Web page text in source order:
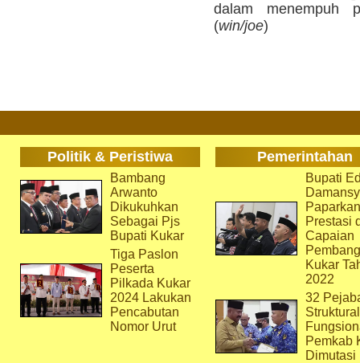
dalam menempuh
(win/joe)
Politik & Peristiwa Pemerintahan
Bambang
Arwanto
Dikukuhkan
Sebagai Pjs
Bupati Kukar
Tiga Paslon
Peserta
Pilkada Kukar
2024 Lakukan
Pencabutan
Nomor Urut
Bupati
Paparkan
Prestasi
Capaian
Kukar
2022
32
Pemkab
Dimutasi